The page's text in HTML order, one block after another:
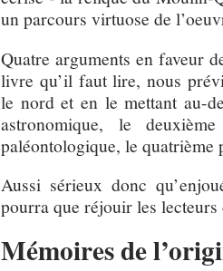
un parcours virtuose de
Quatre arguments en faveur
livre qu’il faut lire, nous
le nord et en le mettant au-
astronomique, le
paléontologique, le quatrième
Aussi sérieux donc
pourra que réjouir les
Mémoires de